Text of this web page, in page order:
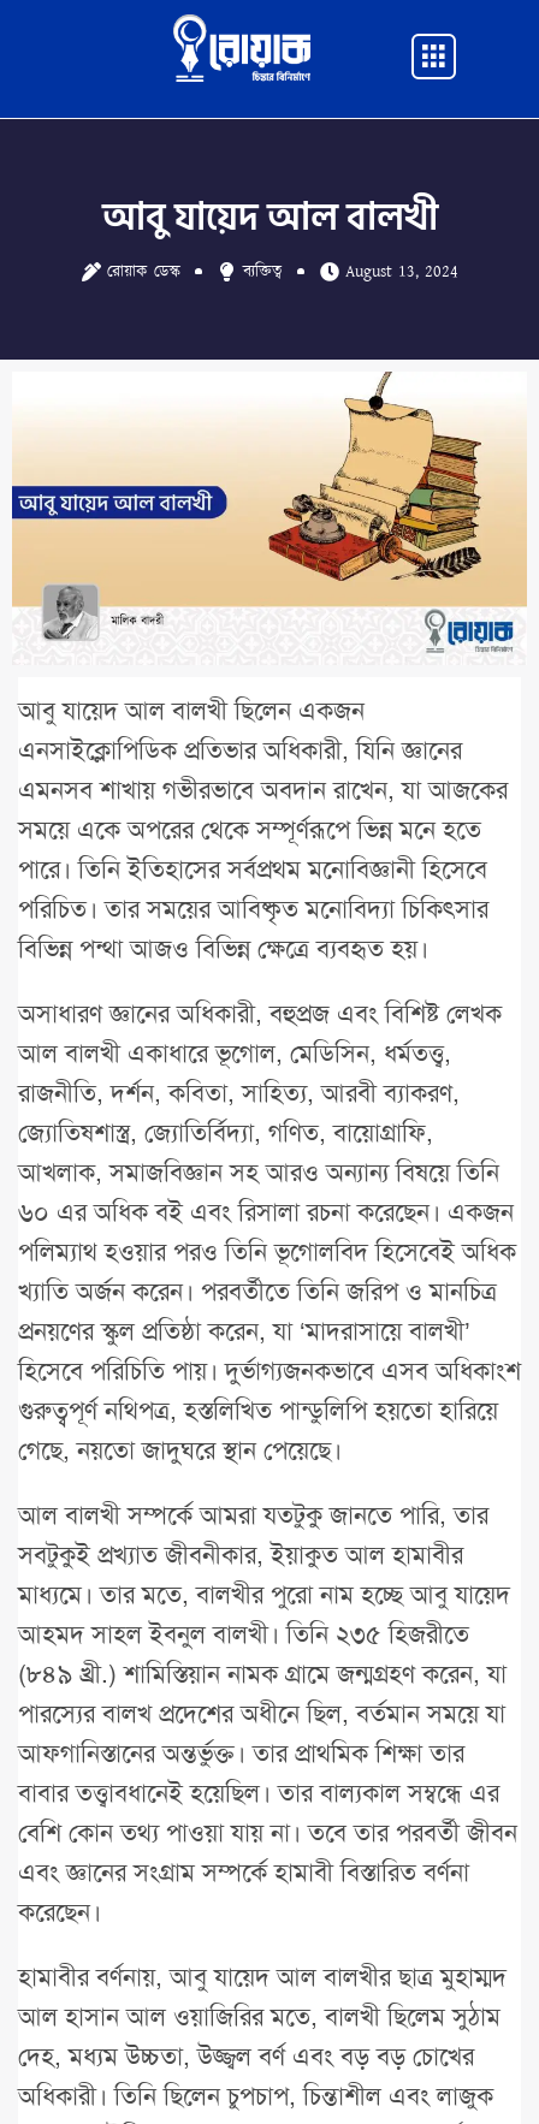
Main
আবু যায়েদ আল বালখী
রোয়াক ডেস্ক ব্যক্তিত্ব August 13, 2024
আবু যায়েদ আল বালখী ছিলেন একজন
এনসাইক্লোপিডিক প্রতিভার অধিকারী, যিনি জ্ঞানের
এমনসব শাখায় গভীরভাবে অবদান রাখেন, যা আজকের
সময়ে একে অপরের থেকে সম্পূর্ণরূপে ভিন্ন মনে হতে
পারে। তিনি ইতিহাসের সর্বপ্রথম মনোবিজ্ঞানী হিসেবে
পরিচিত। তার সময়ের আবিষ্কৃত মনোবিদ্যা চিকিৎসার
বিভিন্ন পন্থা আজও বিভিন্ন ক্ষেত্রে ব্যবহৃত হয়।
অসাধারণ জ্ঞানের অধিকারী, বহুপ্রজ এবং বিশিষ্ট লেখক
আল বালখী একাধারে ভূগোল, মেডিসিন, ধর্মতত্ত্ব,
রাজনীতি, দর্শন, কবিতা, সাহিত্য, আরবী ব্যাকরণ,
জ্যোতিষশাস্ত্র, জ্যোতির্বিদ্যা, গণিত, বায়োগ্রাফি,
আখলাক, সমাজবিজ্ঞান সহ আরও অন্যান্য বিষয়ে তিনি
৬০ এর অধিক বই এবং রিসালা রচনা করেছেন। একজন
পলিম্যাথ হওয়ার পরও তিনি ভূগোলবিদ হিসেবেই অধিক
খ্যাতি অর্জন করেন। পরবর্তীতে তিনি জরিপ ও মানচিত্র
প্রনয়ণের স্কুল প্রতিষ্ঠা করেন, যা ‘মাদরাসায়ে বালখী’
হিসেবে পরিচিতি পায়। দুর্ভাগ্যজনকভাবে এসব অধিকাংশ
গুরুত্বপূর্ণ নথিপত্র, হস্তলিখিত পান্ডুলিপি হয়তো হারিয়ে
গেছে, নয়তো জাদুঘরে স্থান পেয়েছে।
আল বালখী সম্পর্কে আমরা যতটুকু জানতে পারি, তার
সবটুকুই প্রখ্যাত জীবনীকার, ইয়াকুত আল হামাবীর
মাধ্যমে। তার মতে, বালখীর পুরো নাম হচ্ছে আবু যায়েদ
আহমদ সাহল ইবনুল বালখী। তিনি ২৩৫ হিজরীতে
(৮৪৯ খ্রী.) শামিস্তিয়ান নামক গ্রামে জন্মগ্রহণ করেন, যা
পারস্যের বালখ প্রদেশের অধীনে ছিল, বর্তমান সময়ে যা
আফগানিস্তানের অন্তর্ভুক্ত। তার প্রাথমিক শিক্ষা তার
বাবার তত্ত্বাবধানেই হয়েছিল। তার বাল্যকাল সম্বন্ধে এর
বেশি কোন তথ্য পাওয়া যায় না। তবে তার পরবর্তী জীবন
এবং জ্ঞানের সংগ্রাম সম্পর্কে হামাবী বিস্তারিত বর্ণনা
করেছেন।
হামাবীর বর্ণনায়, আবু যায়েদ আল বালখীর ছাত্র মুহাম্মদ
আল হাসান আল ওয়াজিরির মতে, বালখী ছিলেম সুঠাম
দেহ, মধ্যম উচ্চতা, উজ্জ্বল বর্ণ এবং বড় বড় চোখের
অধিকারী। তিনি ছিলেন চুপচাপ, চিন্তাশীল এবং লাজুক